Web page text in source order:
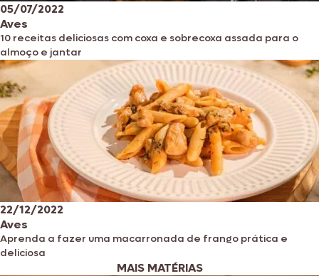
05/07/2022
Aves
10 receitas deliciosas com coxa e sobrecoxa assada para o
almoço e jantar
22/12/2022
Aves
Aprenda a fazer uma macarronada de frango prática e
deliciosa
MAIS MATÉRIAS